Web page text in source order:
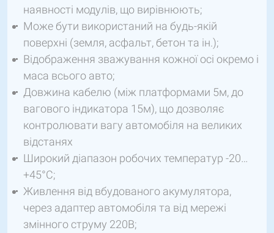
наявності модулів, що вирівнюють;
Може бути використаний на будь-якій
поверхні (земля, асфальт, бетон та ін.);
Відображення зважування кожної осі окремо і
маса всього авто;
Довжина кабелю (між платформами 5м, до
вагового індикатора 15м), що дозволяє
контролювати вагу автомобіля на великих
відстанях
Широкий діапазон робочих температур -20…
+45°С;
Живлення від вбудованого акумулятора,
через адаптер автомобіля та від мережі
змінного струму 220В;